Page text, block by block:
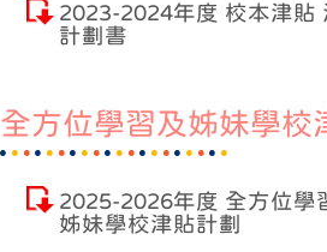
2023-2024年度 校本津貼
計劃書
全方位學習及姊妹學校
2025-2026年度 全方位學
姊妹學校津貼計劃